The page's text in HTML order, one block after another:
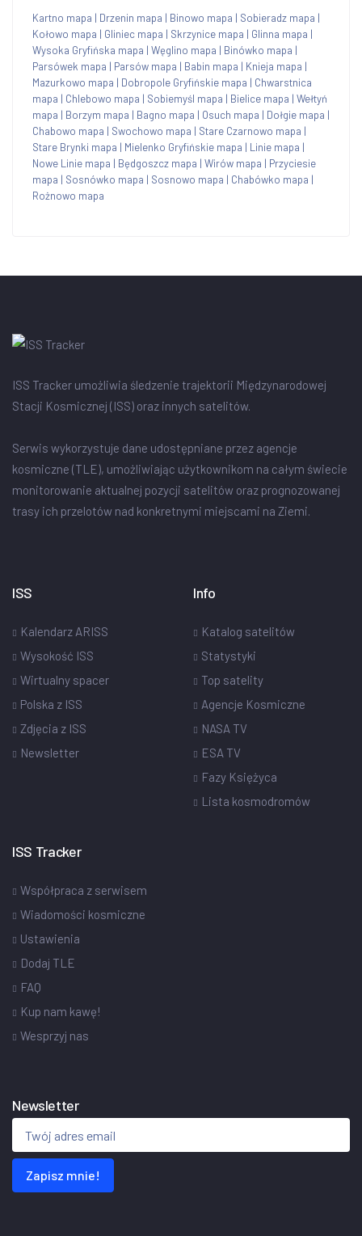
Kartno mapa | Drzenin mapa | Binowo mapa | Sobieradz mapa |
Kołowo mapa | Gliniec mapa | Skrzynice mapa | Glinna mapa |
Wysoka Gryfińska mapa | Węglino mapa | Binówko mapa |
Parsówek mapa | Parsów mapa | Babin mapa | Knieja mapa |
Mazurkowo mapa | Dobropole Gryfińskie mapa | Chwarstnica
mapa | Chlebowo mapa | Sobiemyśl mapa | Bielice mapa | Wełtyń
mapa | Borzym mapa | Bagno mapa | Osuch mapa | Dołgie mapa |
Chabowo mapa | Swochowo mapa | Stare Czarnowo mapa |
Stare Brynki mapa | Mielenko Gryfińskie mapa | Linie mapa |
Nowe Linie mapa | Będgoszcz mapa | Wirów mapa | Przyciesie
mapa | Sosnówko mapa | Sosnowo mapa | Chabówko mapa |
Rożnowo mapa
ISS Tracker umożliwia śledzenie trajektorii Międzynarodowej
Stacji Kosmicznej (ISS) oraz innych satelitów.
Serwis wykorzystuje dane udostępniane przez agencje
kosmiczne (TLE), umożliwiając użytkownikom na całym świecie
monitorowanie aktualnej pozycji satelitów oraz prognozowanej
trasy ich przelotów nad konkretnymi miejscami na Ziemi.
ISS
Kalendarz ARISS
Wysokość ISS
Wirtualny spacer
Polska z ISS
Zdjęcia z ISS
Newsletter
Info
Katalog satelitów
Statystyki
Top satelity
Agencje Kosmiczne
NASA TV
ESA TV
Fazy Księżyca
Lista kosmodromów
ISS Tracker
Współpraca z serwisem
Wiadomości kosmiczne
Ustawienia
Dodaj TLE
FAQ
Kup nam kawę!
Wesprzyj nas
Newsletter
Zapisz mnie!